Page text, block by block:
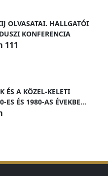
OLVASATAI. HALLGATÓI
KONFERENCIA
111
ÉS A KÖZEL-KELETI
ES ÉS 1980-AS ÉVEKBEN
FORRÁSOK